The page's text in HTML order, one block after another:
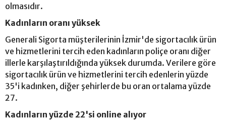
olmasıdır.
Kadınların oranı yüksek
Generali Sigorta müşterilerinin İzmir'de sigortacılık ürün
ve hizmetlerini tercih eden kadınların poliçe oranı diğer
illerle karşılaştırıldığında yüksek durumda. Verilere göre
sigortacılık ürün ve hizmetlerini tercih edenlerin yüzde
35'i kadınken, diğer şehirlerde bu oran ortalama yüzde
27.
Kadınların yüzde 22'si online alıyor